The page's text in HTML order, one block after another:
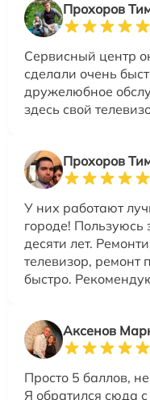
Прохоров
Сервисный центр
сделали очень
дружелюбное
здесь свой
Прохоров
У них работают
городе! Пользуюсь
десяти лет.
телевизор, ремонт
быстро.
Аксенов
Просто 5 баллов,
Я обратился сюда